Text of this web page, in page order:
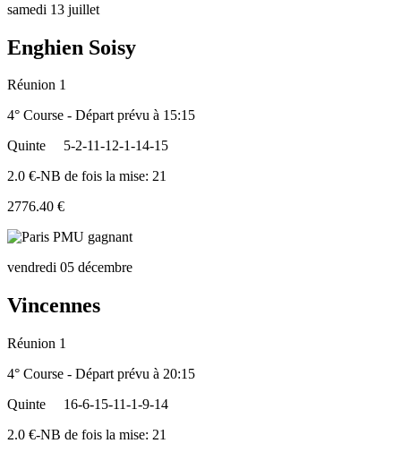
samedi 13 juillet
Enghien Soisy
Réunion 1
4° Course - Départ prévu à 15:15
Quinte
5-2-11-12-1-14-15
2.0 €-NB de fois la mise: 21
2776.40 €
vendredi 05 décembre
Vincennes
Réunion 1
4° Course - Départ prévu à 20:15
Quinte
16-6-15-11-1-9-14
2.0 €-NB de fois la mise: 21